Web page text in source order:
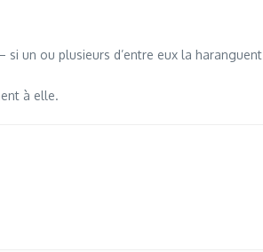
un ou plusieurs d’entre eux la
à elle.